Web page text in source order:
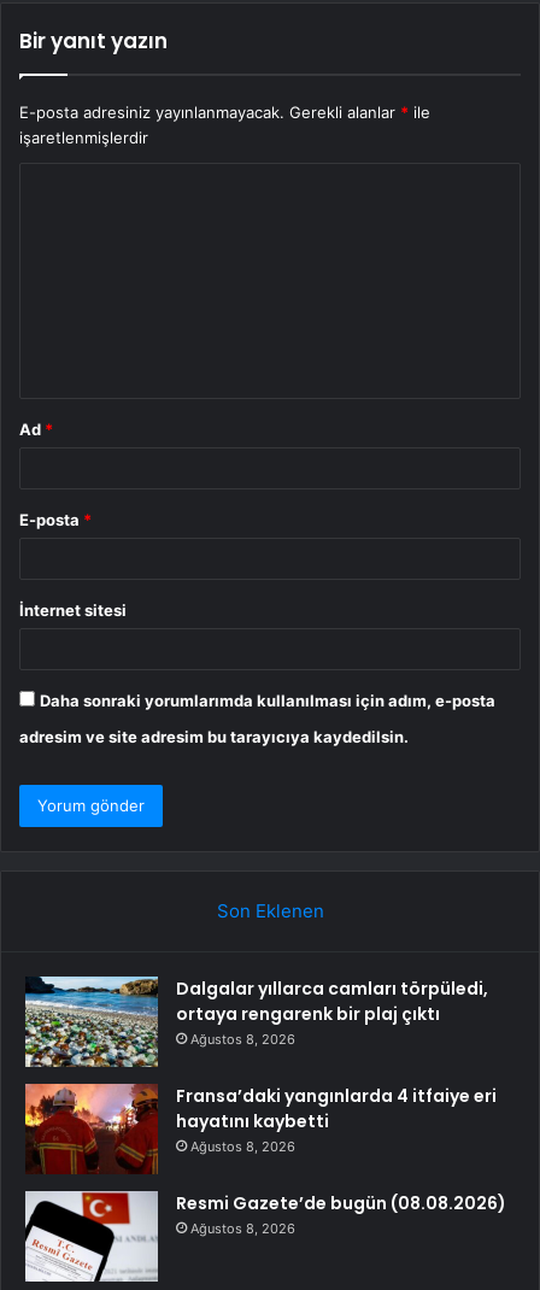
Bir yanıt yazın
E-posta adresiniz yayınlanmayacak. Gerekli alanlar * ile
işaretlenmişlerdir
Ad *
E-posta *
İnternet sitesi
Daha sonraki yorumlarımda kullanılması için adım, e-posta
adresim ve site adresim bu tarayıcıya kaydedilsin.
Son Eklenen
Dalgalar yıllarca camları törpüledi,
ortaya rengarenk bir plaj çıktı
Ağustos 8, 2026
Fransa’daki yangınlarda 4 itfaiye eri
hayatını kaybetti
Ağustos 8, 2026
Resmi Gazete’de bugün (08.08.2026)
Ağustos 8, 2026